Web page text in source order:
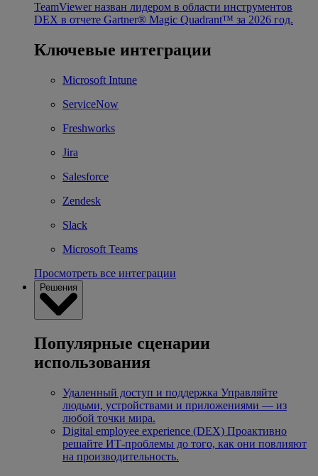
TeamViewer назван лидером в области инструментов
DEX в отчете Gartner® Magic Quadrant™ за 2026 год.
Ключевые интеграции
Microsoft Intune
ServiceNow
Freshworks
Jira
Salesforce
Zendesk
Slack
Microsoft Teams
Просмотреть все интеграции
Решения
Популярные сценарии
использования
Удаленный доступ и поддержка Управляйте
людьми, устройствами и приложениями — из
любой точки мира.
Digital employee experience (DEX) Проактивно
решайте ИТ-проблемы до того, как они повлияют
на производительность.